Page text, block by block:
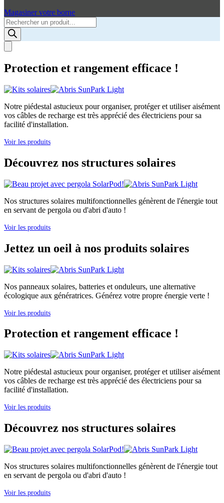
Magasiner votre borne
Products
search
Protection et rangement efficace !
Notre piédestal astucieux pour organiser, protéger et utiliser aisément
vos câbles de recharge est très apprécié des électriciens pour sa
facilité d'installation.
Voir les produits
Découvrez nos structures solaires
Nos structures solaires multifonctionnelles génèrent de l'énergie tout
en servant de pergola ou d'abri d'auto !
Voir les produits
Jettez un oeil à nos produits solaires
Nos panneaux solaires, batteries et onduleurs, une alternative
écologique aux génératrices. Générez votre propre énergie verte !
Voir les produits
Protection et rangement efficace !
Notre piédestal astucieux pour organiser, protéger et utiliser aisément
vos câbles de recharge est très apprécié des électriciens pour sa
facilité d'installation.
Voir les produits
Découvrez nos structures solaires
Nos structures solaires multifonctionnelles génèrent de l'énergie tout
en servant de pergola ou d'abri d'auto !
Voir les produits